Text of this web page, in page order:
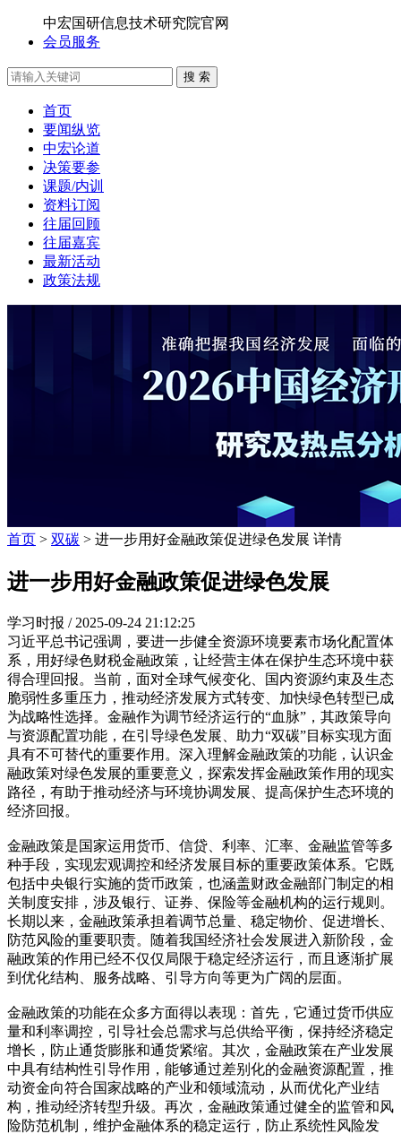
中宏国研信息技术研究院官网
会员服务
搜 索
首页
要闻纵览
中宏论道
决策要参
课题/内训
资料订阅
往届回顾
往届嘉宾
最新活动
政策法规
首页 > 双碳 > 进一步用好金融政策促进绿色发展 详情
进一步用好金融政策促进绿色发展
学习时报 / 2025-09-24 21:12:25
习近平总书记强调，要进一步健全资源环境要素市场化配置体
系，用好绿色财税金融政策，让经营主体在保护生态环境中获
得合理回报。当前，面对全球气候变化、国内资源约束及生态
脆弱性多重压力，推动经济发展方式转变、加快绿色转型已成
为战略性选择。金融作为调节经济运行的“血脉”，其政策导向
与资源配置功能，在引导绿色发展、助力“双碳”目标实现方面
具有不可替代的重要作用。深入理解金融政策的功能，认识金
融政策对绿色发展的重要意义，探索发挥金融政策作用的现实
路径，有助于推动经济与环境协调发展、提高保护生态环境的
经济回报。
金融政策是国家运用货币、信贷、利率、汇率、金融监管等多
种手段，实现宏观调控和经济发展目标的重要政策体系。它既
包括中央银行实施的货币政策，也涵盖财政金融部门制定的相
关制度安排，涉及银行、证券、保险等金融机构的运行规则。
长期以来，金融政策承担着调节总量、稳定物价、促进增长、
防范风险的重要职责。随着我国经济社会发展进入新阶段，金
融政策的作用已经不仅仅局限于稳定经济运行，而且逐渐扩展
到优化结构、服务战略、引导方向等更为广阔的层面。
金融政策的功能在众多方面得以表现：首先，它通过货币供应
量和利率调控，引导社会总需求与总供给平衡，保持经济稳定
增长，防止通货膨胀和通货紧缩。其次，金融政策在产业发展
中具有结构性引导作用，能够通过差别化的金融资源配置，推
动资金向符合国家战略的产业和领域流动，从而优化产业结
构，推动经济转型升级。再次，金融政策通过健全的监管和风
险防范机制，维护金融体系的稳定运行，防止系统性风险发